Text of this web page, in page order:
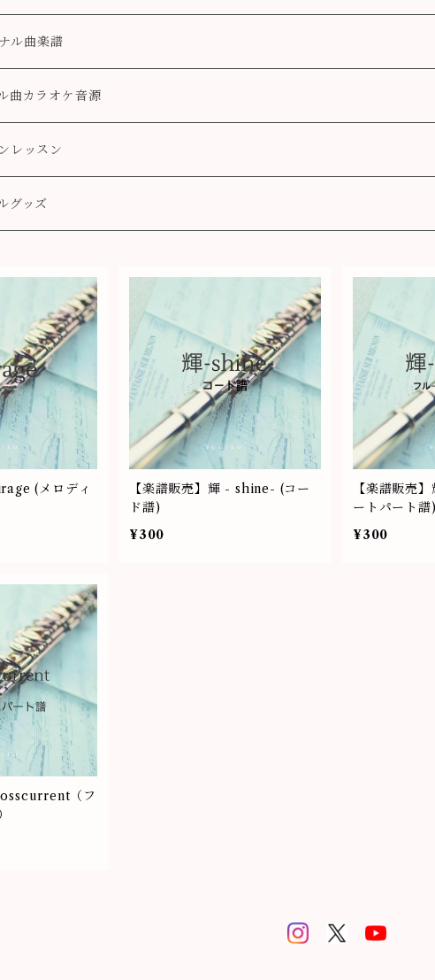
ル曲楽譜
曲カラオケ音源
レッスン
グッズ
(メロディ
【楽譜販売】輝 - shine- (コー
ド譜)
¥300
【楽譜販売】
ートパート譜)
¥300
（フ